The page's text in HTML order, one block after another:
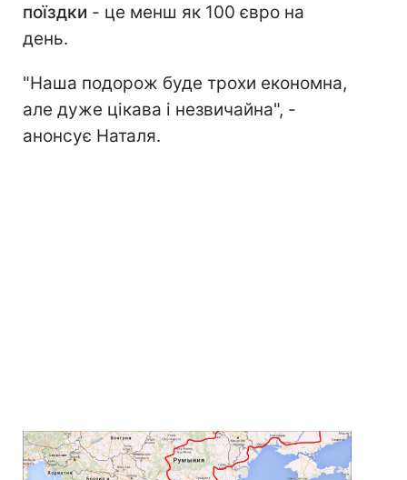
поїздки - це менш як 100 євро на
день.
"Наша подорож буде трохи економна,
але дуже цікава і незвичайна", -
анонсує Наталя.